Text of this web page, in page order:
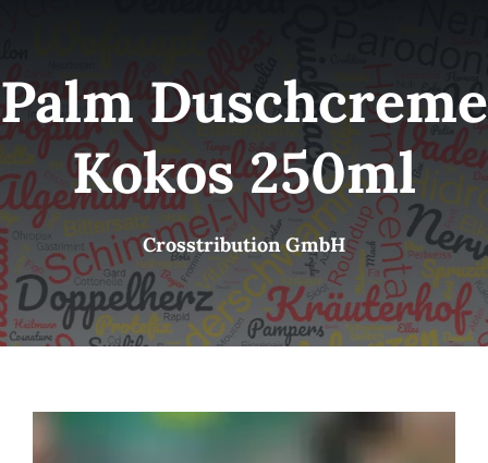
Brands
B2B-Shop
Kontakt
Palm Duschcreme
Kokos 250ml
Crosstribution GmbH